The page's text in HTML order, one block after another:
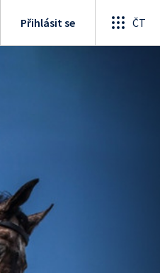
Přihlásit se ČT